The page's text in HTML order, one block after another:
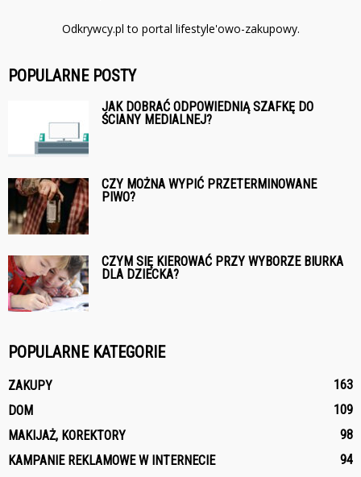
Odkrywcy.pl to portal lifestyle'owo-zakupowy.
POPULARNE POSTY
JAK DOBRAĆ ODPOWIEDNIĄ SZAFKĘ DO
ŚCIANY MEDIALNEJ?
CZY MOŻNA WYPIĆ PRZETERMINOWANE
PIWO?
CZYM SIĘ KIEROWAĆ PRZY WYBORZE BIURKA
DLA DZIECKA?
POPULARNE KATEGORIE
ZAKUPY
163
DOM
109
MAKIJAŻ, KOREKTORY
98
KAMPANIE REKLAMOWE W INTERNECIE
94